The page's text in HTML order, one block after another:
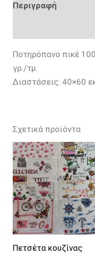
Περιγραφή
Ποτηρόπανο πικέ
γρ./τμ.
Διαστάσεις: 40×60
Σχετικά προϊόντα
Πετσέτα κουζίνας